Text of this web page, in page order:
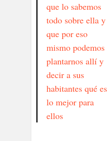
que lo sabemos
todo sobre ella y
que por eso
mismo podemos
plantarnos allí y
decir a sus
habitantes qué es
lo mejor para
ellos